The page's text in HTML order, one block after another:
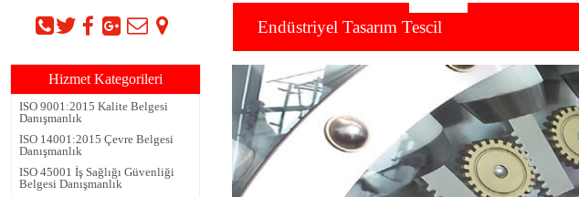
Endüstriyel Tasarım Tescil
Hizmet Kategorileri
ISO 9001:2015 Kalite Belgesi
Danışmanlık
ISO 14001:2015 Çevre Belgesi
Danışmanlık
ISO 45001 İş Sağlığı Güvenliği
Belgesi Danışmanlık